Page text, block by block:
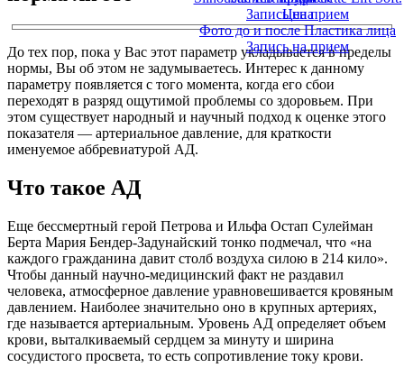
Цена
Фото до и после Пластика лица
Запись на прием
Запись на прием
До тех пор, пока у Вас этот параметр укладывается в пределы
нормы, Вы об этом не задумываетесь. Интерес к данному
параметру появляется с того момента, когда его сбои
переходят в разряд ощутимой проблемы со здоровьем. При
этом существует народный и научный подход к оценке этого
показателя — артериальное давление, для краткости
именуемое аббревиатурой АД.
Что такое АД
Еще бессмертный герой Петрова и Ильфа Остап Сулейман
Берта Мария Бендер-Задунайский тонко подмечал, что «на
каждого гражданина давит столб воздуха силою в 214 кило».
Чтобы данный научно-медицинский факт не раздавил
человека, атмосферное давление уравновешивается кровяным
давлением. Наиболее значительно оно в крупных артериях,
где называется артериальным. Уровень АД определяет объем
крови, выталкиваемый сердцем за минуту и ширина
сосудистого просвета, то есть сопротивление току крови.